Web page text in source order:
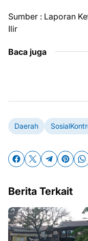
Sumber : Laporan
Ilir
Baca juga
Daerah
Berita Terkait